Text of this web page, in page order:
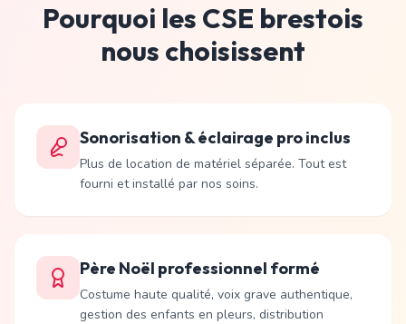
Pourquoi les CSE brestois
nous choisissent
Sonorisation & éclairage pro inclus
Plus de location de matériel séparée. Tout est
fourni et installé par nos soins.
Père Noël professionnel formé
Costume haute qualité, voix grave authentique,
gestion des enfants en pleurs, distribution